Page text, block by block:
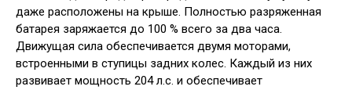
даже расположены на крыше. Полностью разряженная
батарея заряжается до 100 % всего за два часа.
Движущая сила обеспечивается двумя моторами,
встроенными в ступицы задних колес. Каждый из них
развивает мощность 204 л.с. и обеспечивает